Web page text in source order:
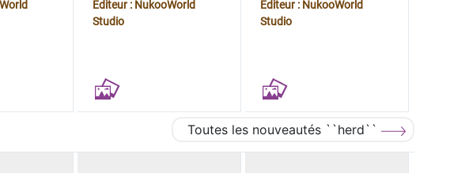
Éditeur : NukooWorld
Studio
Éditeur : NukooWorld
Studio
Toutes les nouveautés ``herd``